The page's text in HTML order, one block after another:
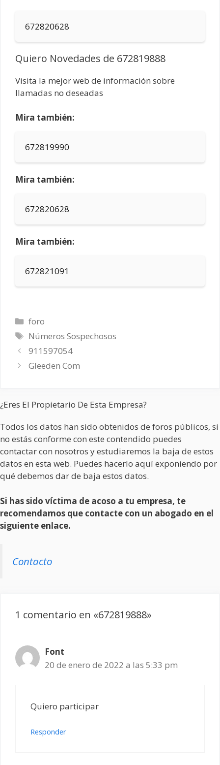
672820628
Quiero Novedades de 672819888
Visita la mejor web de información sobre
llamadas no deseadas
Mira también:
672819990
Mira también:
672820628
Mira también:
672821091
Categorías
foro
Etiquetas
Números Sospechosos
911597054
Gleeden Com
¿Eres El Propietario De Esta Empresa?
Todos los datos han sido obtenidos de foros públicos, si
no estás conforme con este contendido puedes
contactar con nosotros y estudiaremos la baja de estos
datos en esta web. Puedes hacerlo aquí exponiendo por
qué debemos dar de baja estos datos.
Si has sido víctima de acoso a tu empresa, te
recomendamos que contacte con un abogado en el
siguiente enlace.
Contacto
1 comentario en «672819888»
Font
20 de enero de 2022 a las 5:33 pm
Quiero participar
Responder